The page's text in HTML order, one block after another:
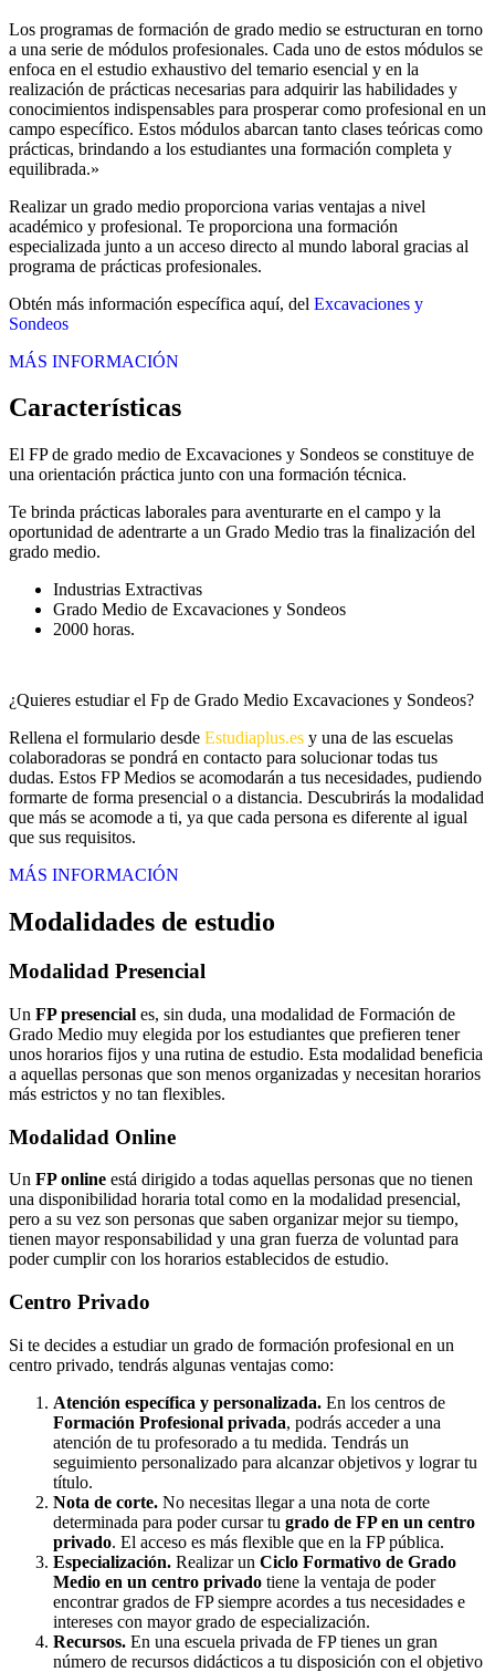
Los programas de formación de grado medio se estructuran en torno
a una serie de módulos profesionales. Cada uno de estos módulos se
enfoca en el estudio exhaustivo del temario esencial y en la
realización de prácticas necesarias para adquirir las habilidades y
conocimientos indispensables para prosperar como profesional en un
campo específico. Estos módulos abarcan tanto clases teóricas como
prácticas, brindando a los estudiantes una formación completa y
equilibrada.»
Realizar un grado medio proporciona varias ventajas a nivel
académico y profesional. Te proporciona una formación
especializada junto a un acceso directo al mundo laboral gracias al
programa de prácticas profesionales.
Obtén más información específica aquí, del Excavaciones y
Sondeos
MÁS INFORMACIÓN
Características
El FP de grado medio de Excavaciones y Sondeos se constituye de
una orientación práctica junto con una formación técnica.
Te brinda prácticas laborales para aventurarte en el campo y la
oportunidad de adentrarte a un Grado Medio tras la finalización del
grado medio.
Industrias Extractivas
Grado Medio de Excavaciones y Sondeos
2000 horas.
¿Quieres estudiar el Fp de Grado Medio Excavaciones y Sondeos?
Rellena el formulario desde Estudiaplus.es y una de las escuelas
colaboradoras se pondrá en contacto para solucionar todas tus
dudas. Estos FP Medios se acomodarán a tus necesidades, pudiendo
formarte de forma presencial o a distancia. Descubrirás la modalidad
que más se acomode a ti, ya que cada persona es diferente al igual
que sus requisitos.
MÁS INFORMACIÓN
Modalidades de estudio
Modalidad Presencial
Un FP presencial es, sin duda, una modalidad de Formación de
Grado Medio muy elegida por los estudiantes que prefieren tener
unos horarios fijos y una rutina de estudio. Esta modalidad beneficia
a aquellas personas que son menos organizadas y necesitan horarios
más estrictos y no tan flexibles.
Modalidad Online
Un FP online está dirigido a todas aquellas personas que no tienen
una disponibilidad horaria total como en la modalidad presencial,
pero a su vez son personas que saben organizar mejor su tiempo,
tienen mayor responsabilidad y una gran fuerza de voluntad para
poder cumplir con los horarios establecidos de estudio.
Centro Privado
Si te decides a estudiar un grado de formación profesional en un
centro privado, tendrás algunas ventajas como:
Atención específica y personalizada. En los centros de
Formación Profesional privada, podrás acceder a una
atención de tu profesorado a tu medida. Tendrás un
seguimiento personalizado para alcanzar objetivos y lograr tu
título.
Nota de corte. No necesitas llegar a una nota de corte
determinada para poder cursar tu grado de FP en un centro
privado. El acceso es más flexible que en la FP pública.
Especialización. Realizar un Ciclo Formativo de Grado
Medio en un centro privado tiene la ventaja de poder
encontrar grados de FP siempre acordes a tus necesidades e
intereses con mayor grado de especialización.
Recursos. En una escuela privada de FP tienes un gran
número de recursos didácticos a tu disposición con el objetivo